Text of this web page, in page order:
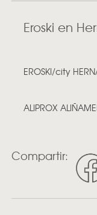
Eroski en
EROSKI/city
ALIPROX
Compartir: